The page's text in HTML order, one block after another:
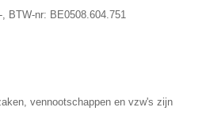
- , BTW-nr: BE0508.604.751
vennootschappen en vzw's zijn